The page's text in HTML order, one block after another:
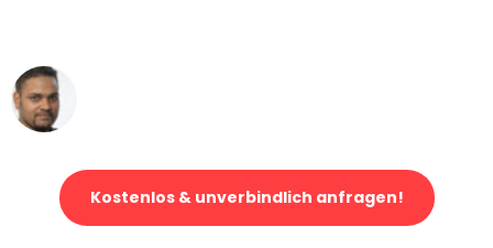
Kostenlos & unverbindlich anfragen!